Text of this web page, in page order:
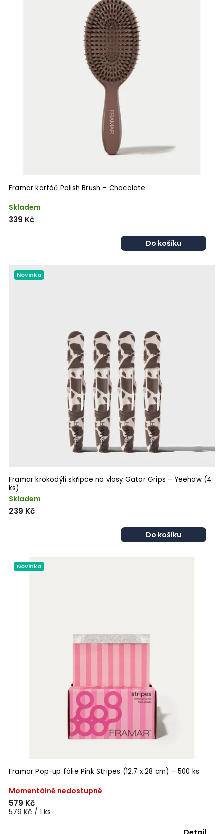
Framar kartáč Polish Brush – Chocolate
Skladem
339 Kč
Do košíku
Novinka
Framar krokodýlí skřipce na vlasy Gator Grips – Yeehaw (4
ks)
Skladem
239 Kč
Do košíku
Novinka
Framar Pop-up fólie Pink Stripes (12,7 x 28 cm) – 500 ks
Momentálně nedostupné
579 Kč
579 Kč / 1 ks